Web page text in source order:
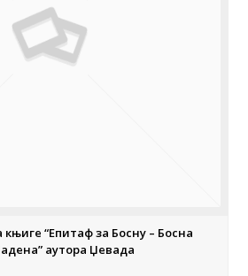
“Епитаф за Босну – Босна
аутора Џевада